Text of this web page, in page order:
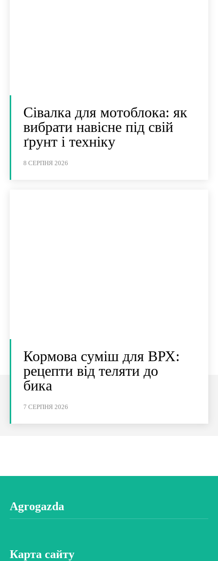
Сівалка для мотоблока: як
вибрати навісне під свій
ґрунт і техніку
8 СЕРПНЯ 2026
Кормова суміш для ВРХ:
рецепти від теляти до
бика
7 СЕРПНЯ 2026
Agrogazda
Карта сайту